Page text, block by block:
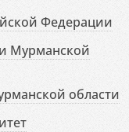
Федерации
Мурманской
области